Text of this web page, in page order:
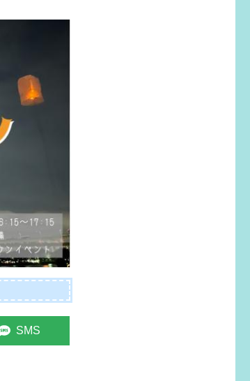
Share
SMS